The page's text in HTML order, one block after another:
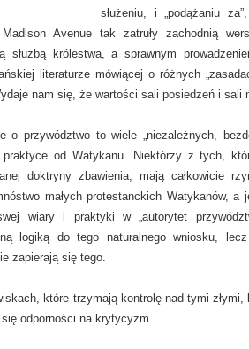
służeniu, i „podążaniu
Avenue tak zatruły zachodnią
służbą królestwa, a sprawnym
literaturze mówiącej o różnych
nam się, że wartości sali posiedzeń i sali
o przywództwo to wiele „niezależnych,
od Watykanu. Niektórzy z tych,
doktryny zbawienia, mają całkowicie
małych protestanckich Watykanów,
wiary i praktyki w „autorytet
logiką do tego naturalnego wniosku,
zapierają się tego.
które trzymają kontrolę nad tymi
odporności na krytycyzm.